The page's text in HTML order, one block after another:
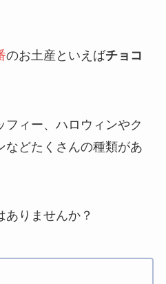
のお土産といえばチョコ
フィー、ハロウィンやク
などたくさんの種類があ
ありませんか？